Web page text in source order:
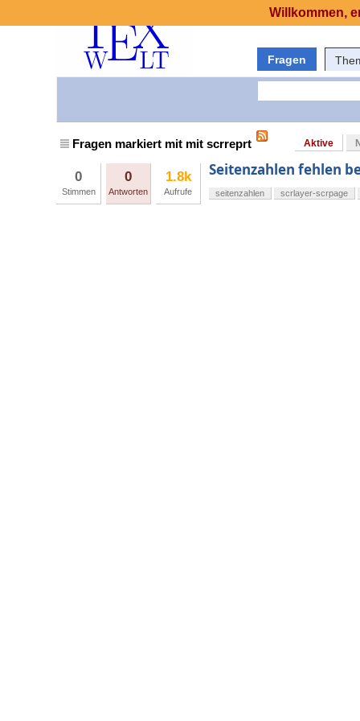
Fragen
Fragen markiert mit mit scrreprt Aktive
0
Stimmen
0
Antworten
1.8k
Aufrufe
Seitenzahlen fehlen
seitenzahlen scrlayer-scrpage
Willkommen,